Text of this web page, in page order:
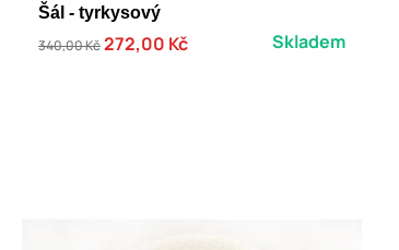
Šál - tyrkysový
340,00 Kč272,00 Kč Skladem